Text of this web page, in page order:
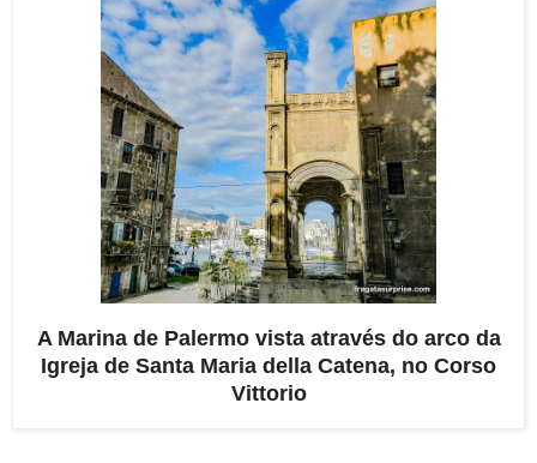
A Marina de Palermo vista através do arco da
Igreja de Santa Maria della Catena, no Corso
Vittorio